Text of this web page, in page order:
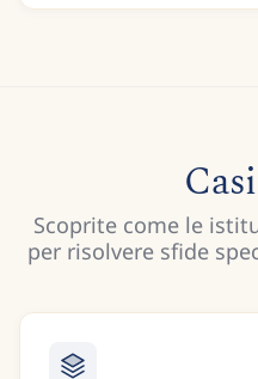
Scoprite come le
per risolvere sfide